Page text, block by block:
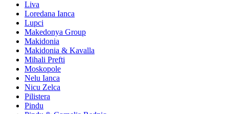
Liva
Loredana Ianca
Lupci
Makedonya Group
Makidonia
Makidonia & Kavalla
Mihali Prefti
Moskopole
Nelu Ianca
Nicu Zelca
Pilistera
Pindu